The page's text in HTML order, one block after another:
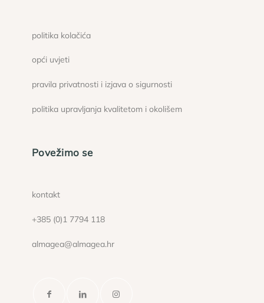
politika kolačića
opći uvjeti
pravila privatnosti i izjava o sigurnosti
politika upravljanja kvalitetom i okolišem
Povežimo se
kontakt
+385 (0)1 7794 118
almagea@almagea.hr